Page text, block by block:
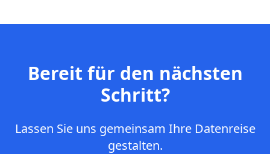
Bereit für den nächsten
Schritt?
Lassen Sie uns gemeinsam Ihre Datenreise
gestalten.